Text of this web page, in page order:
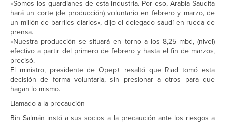
«Somos los guardianes de esta industria. Por eso, Arabia Saudita
hará un corte (de producción) voluntario en febrero y marzo, de
un millón de barriles diarios», dijo el delegado saudí en rueda de
prensa.
«Nuestra producción se situará en torno a los 8,25 mbd, (nivel)
efectivo a partir del primero de febrero y hasta el fin de marzo»,
precisó.
El ministro, presidente de Opep+ resaltó que Riad tomó esta
decisión de forma voluntaria, sin presionar a otros para que
hagan lo mismo.
Llamado a la precaución
Bin Salmán instó a sus socios a la precaución ante los riesgos a